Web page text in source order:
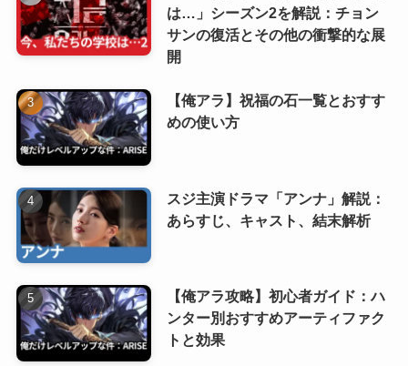
は…」シーズン2を解説：チョン
サンの復活とその他の衝撃的な展
開
【俺アラ】祝福の石一覧とおすす
めの使い方
スジ主演ドラマ「アンナ」解説：
あらすじ、キャスト、結末解析
【俺アラ攻略】初心者ガイド：ハ
ンター別おすすめアーティファク
トと効果